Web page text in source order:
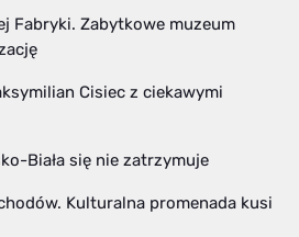
Fabryki. Zabytkowe muzeum
Cisiec z ciekawymi
Biała się nie zatrzymuje
Kulturalna promenada kusi